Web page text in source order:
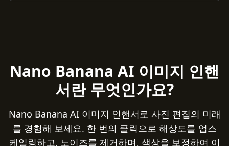
Nano Banana AI 이미지 인핸
서란 무엇인가요?
Nano Banana AI 이미지 인핸서로 사진 편집의 미래
를 경험해 보세요. 한 번의 클릭으로 해상도를 업스
케일링하고, 노이즈를 제거하며, 색상을 보정하여 이